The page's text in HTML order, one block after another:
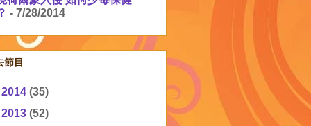
- 7/28/2014
節目
2014 (35)
2013 (52)